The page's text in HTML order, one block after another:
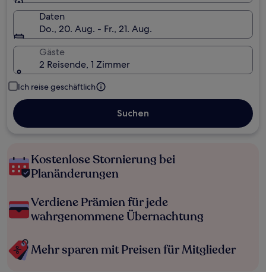
Daten
Do., 20. Aug. - Fr., 21. Aug.
Gäste
2 Reisende, 1 Zimmer
Ich reise geschäftlich
Suchen
Kostenlose Stornierung bei
Planänderungen
Verdiene Prämien für jede
wahrgenommene Übernachtung
Mehr sparen mit Preisen für Mitglieder